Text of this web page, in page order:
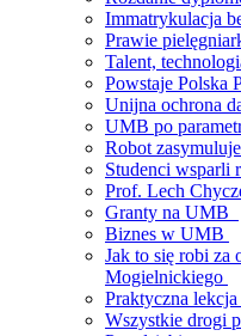
Immatrykulacja
Prawie
Talent,
Powstaje Polska
Unijna ochrona
UMB po
Robot
Studenci wsparli
Prof. Lech
Granty na UMB
Biznes w UMB
Jak to się robi za
Mogielnickiego
Praktyczna
Wszystkie drogi